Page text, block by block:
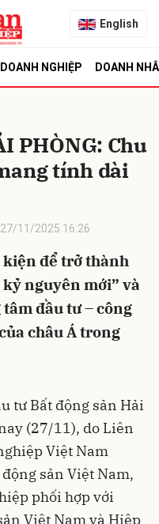
English
DOANH NGHIỆP DOANH
PHÒNG: Chu
tính dài
27/11/2025 16:26
kiện để trở thành
nguyên mới” và
đầu tư – công
châu Á trong
tư Bất động sản Hải
(27/11), do Liên
Việt Nam
sản Việt Nam,
phối hợp với
Việt Nam và Hiệp
Hủy